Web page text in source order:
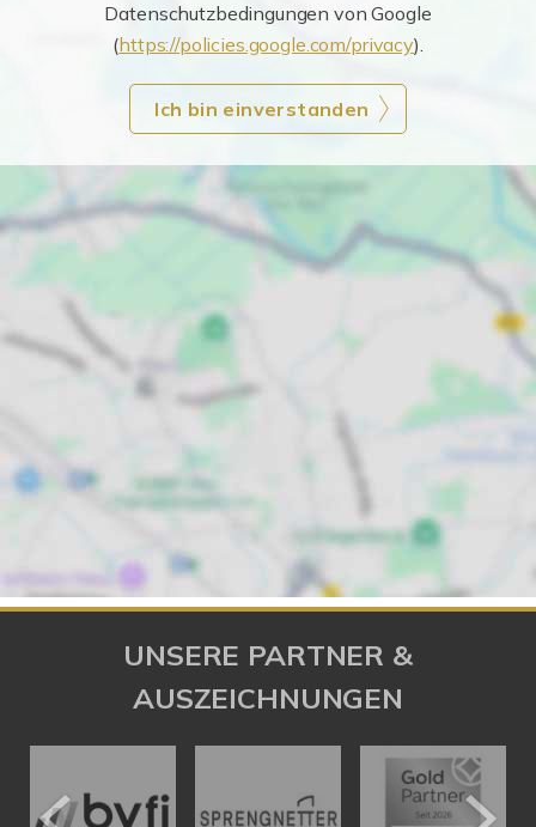
Datenschutzbedingungen von Google
(https://policies.google.com/privacy).
Ich bin einverstanden
UNSERE PARTNER &
AUSZEICHNUNGEN